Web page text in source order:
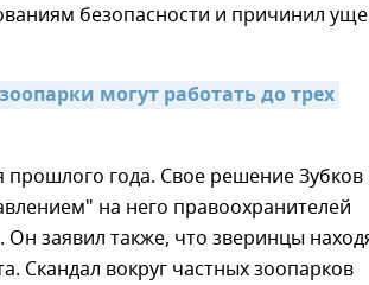
безопасности и причинил
могут работать до трех
года. Свое решение Зубков
на него правоохранителей
заявил также, что зверинцы
Скандал вокруг частных зоопарков